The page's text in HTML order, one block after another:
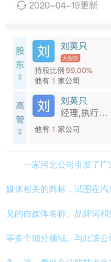
一家河北公司引发了
媒体相关的商标，试图在
见的自媒体名称、品牌词
等多个细分领域。与此该